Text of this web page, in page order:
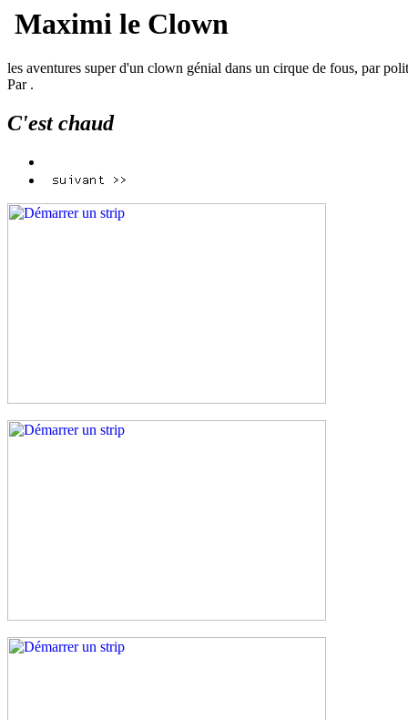
Maximi le Clown
les aventures super d'un clown génial dans un cirque de fous, par
Par .
C'est chaud